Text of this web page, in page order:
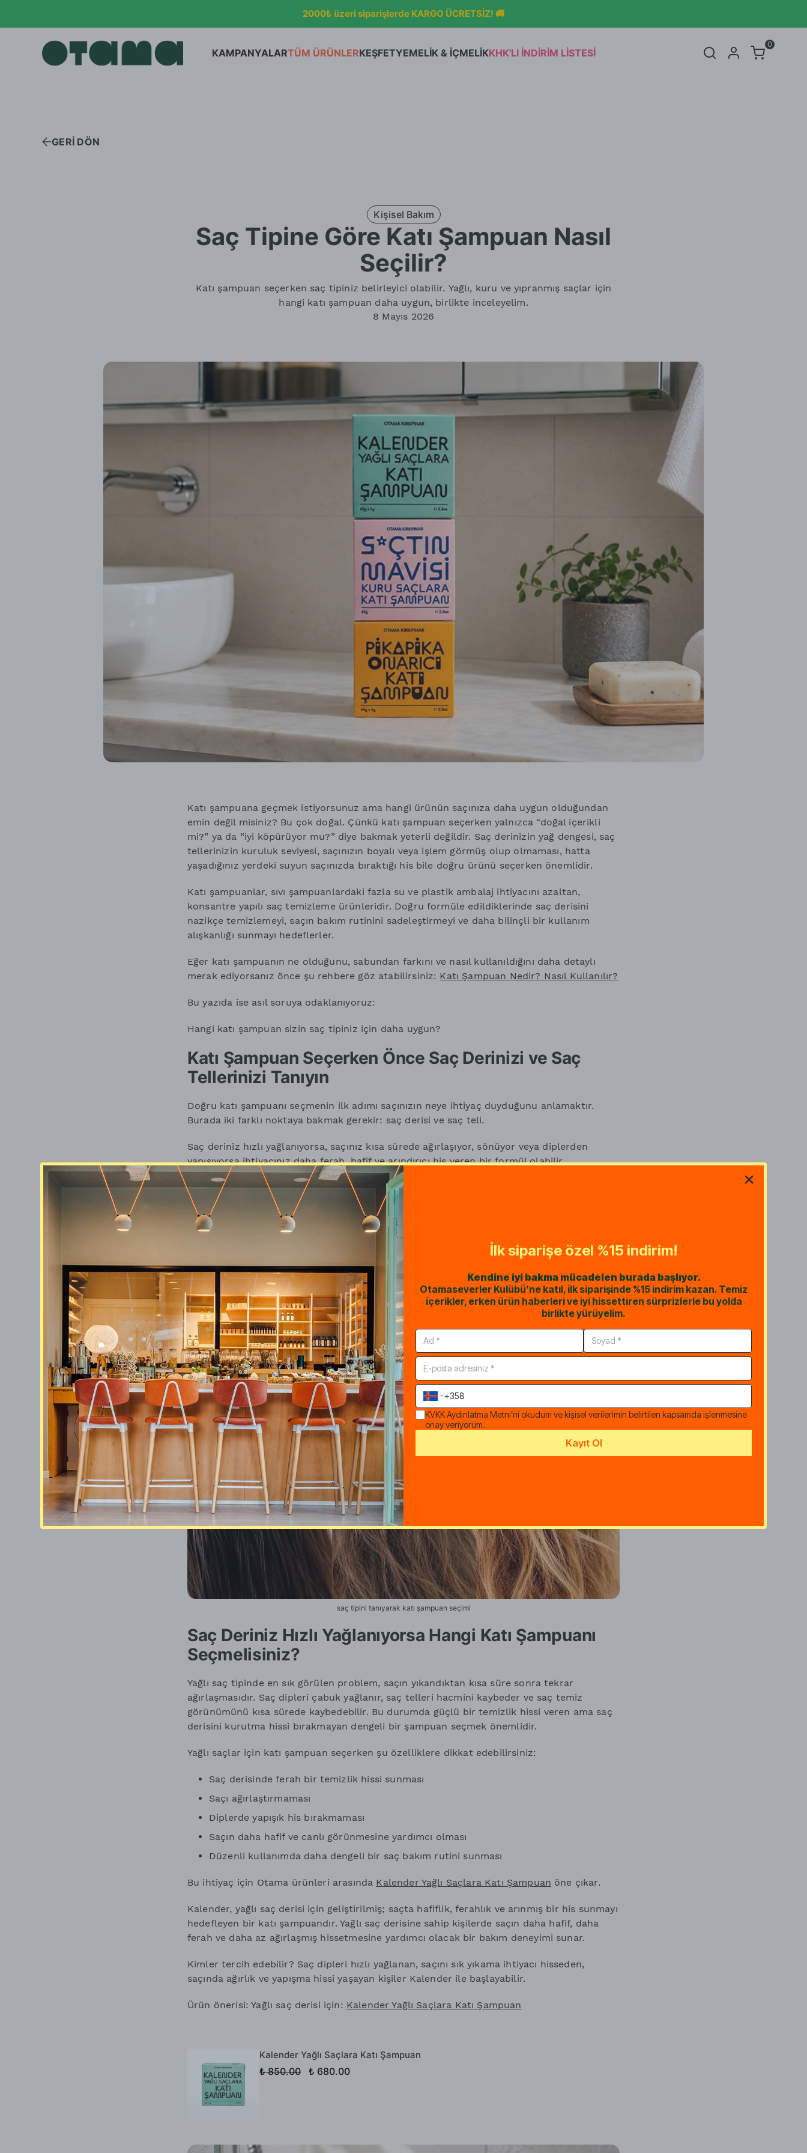
OTAMA KLASİKLERİYLE SON BULUŞMA! ÜRETİMİ DURDURULACAK ÜRÜNLER %50 İNDİRİMDE 👋🏼
KAMPANYALARTÜM ÜRÜNLER
Sabit ve Uçucu Yağlar
Gıda
KHK İhraç Listesi
KEŞFET Otama'nın Hikayesi Tohum Rotası Nedir?
YEMELİK & İÇMELİKKHK'LI İNDİRİM LİSTESİ
0
GERİ DÖN
Kişisel Bakım
8 Mayıs 2026
Saç Tipine Göre Katı Şampuan Nasıl
Seçilir?
Katı şampuan seçerken saç tipiniz belirleyici olabilir. Yağlı, kuru ve yıpranmış saçlar için
hangi katı şampuan daha uygun, birlikte inceleyelim.
Katı şampuana geçmek istiyorsunuz ama hangi ürünün saçınıza daha uygun olduğundan
emin değil misiniz? Bu çok doğal. Çünkü katı şampuan seçerken yalnızca “doğal içerikli
mi?” ya da “iyi köpürüyor mu?” diye bakmak yeterli değildir. Saç derinizin yağ dengesi, saç
tellerinizin kuruluk seviyesi, saçınızın boyalı veya işlem görmüş olup olmaması, hatta
yaşadığınız yerdeki suyun saçınızda bıraktığı his bile doğru ürünü seçerken önemlidir.
Katı şampuanlar, sıvı şampuanlardaki fazla su ve plastik ambalaj ihtiyacını azaltan,
konsantre yapılı saç temizleme ürünleridir. Doğru formüle edildiklerinde saç derisini
nazikçe temizlemeyi, saçın bakım rutinini sadeleştirmeyi ve daha bilinçli bir kullanım
alışkanlığı sunmayı hedeflerler.
Eğer katı şampuanın ne olduğunu, sabundan farkını ve nasıl kullanıldığını daha detaylı
merak ediyorsanız önce şu rehbere göz atabilirsiniz: Katı Şampuan Nedir? Nasıl Kullanılır?
Bu yazıda ise asıl soruya odaklanıyoruz:
Hangi katı şampuan sizin saç tipiniz için daha uygun?
Katı Şampuan Seçerken Önce Saç Derinizi ve Saç
Tellerinizi Tanıyın
Doğru katı şampuanı seçmenin ilk adımı saçınızın neye ihtiyaç duyduğunu anlamaktır.
Burada iki farklı noktaya bakmak gerekir: saç derisi ve saç teli.
Saç deriniz hızlı yağlanıyorsa, saçınız kısa sürede ağırlaşıyor, sönüyor veya diplerden
yapışıyorsa ihtiyacınız daha ferah, hafif ve arındırıcı his veren bir formül olabilir.
Saç telleriniz kuru, mat, sert veya kırılgansa ihtiyacınız daha yumuşak temizlik sunan, nem
dengesini destekleyen ve saç telinde daha esnek bir his bırakan bir formüldür.
Saçınız boyalı, işlem görmüş, ısıyla sık şekillendirilen veya kireçli sudan etkilenen bir
yapıdaysa yalnızca temizleyen değil, aynı zamanda saç teline bakım hissi veren daha nazik
Kısacası doğru katı şampuanı seçmek için şu soruyu sormak gerekir:
Benim asıl ihtiyacım saç derimde mi, saç telimde mi?
Bu ayrım doğru ürüne ulaşmayı çok kolaylaştırır.
saç tipini tanıyarak katı şampuan seçimi
Saç Deriniz Hızlı Yağlanıyorsa Hangi Katı Şampuanı
Seçmelisiniz?
Yağlı saç tipinde en sık görülen problem, saçın yıkandıktan kısa süre sonra tekrar
ağırlaşmasıdır. Saç dipleri çabuk yağlanır, saç telleri hacmini kaybeder ve saç temiz
görünümünü kısa sürede kaybedebilir. Bu durumda güçlü bir temizlik hissi veren ama saç
derisini kurutma hissi bırakmayan dengeli bir şampuan seçmek önemlidir.
Yağlı saçlar için katı şampuan seçerken şu özelliklere dikkat edebilirsiniz:
Saç derisinde ferah bir temizlik hissi sunması
Saçı ağırlaştırmaması
Diplerde yapışık his bırakmaması
Saçın daha hafif ve canlı görünmesine yardımcı olması
Düzenli kullanımda daha dengeli bir saç bakım rutini sunması
Bu ihtiyaç için Otama ürünleri arasında Kalender Yağlı Saçlara Katı Şampuan öne çıkar.
Kalender, yağlı saç derisi için geliştirilmiş; saçta hafiflik, ferahlık ve arınmış bir his sunmayı
hedefleyen bir katı şampuandır. Yağlı saç derisine sahip kişilerde saçın daha hafif, daha
ferah ve daha az ağırlaşmış hissetmesine yardımcı olacak bir bakım deneyimi sunar.
Kimler tercih edebilir? Saç dipleri hızlı yağlanan, saçını sık yıkama ihtiyacı hisseden,
saçında ağırlık ve yapışma hissi yaşayan kişiler Kalender ile başlayabilir.
Ürün önerisi: Yağlı saç derisi için: Kalender Yağlı Saçlara Katı Şampuan
Kalender Yağlı Saçlara Katı Şampuan
₺ 850.00 ₺ 680.00
İlk siparişe özel %15 indirim!
Kendine iyi bakma mücadelen burada başlıyor.
Otamaseverler Kulübü’ne katıl, ilk siparişinde %15 indirim kazan. Temiz
içerikler, erken ürün haberleri ve iyi hissettiren sürprizlerle bu yolda
birlikte yürüyelim.
KVKK Aydınlatma Metni’ni okudum ve kişisel verilerimin belirtilen kapsamda işlenmesine
onay veriyorum.
Kayıt Ol